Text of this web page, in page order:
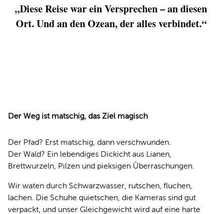
„Diese Reise war ein Versprechen – an diesen
Ort. Und an den Ozean, der alles verbindet.“
Der Weg ist matschig, das Ziel magisch
Der Pfad? Erst matschig, dann verschwunden.
Der Wald? Ein lebendiges Dickicht aus Lianen,
Brettwurzeln, Pilzen und pieksigen Überraschungen.
Wir waten durch Schwarzwasser, rutschen, fluchen,
lachen. Die Schuhe quietschen, die Kameras sind gut
verpackt, und unser Gleichgewicht wird auf eine harte